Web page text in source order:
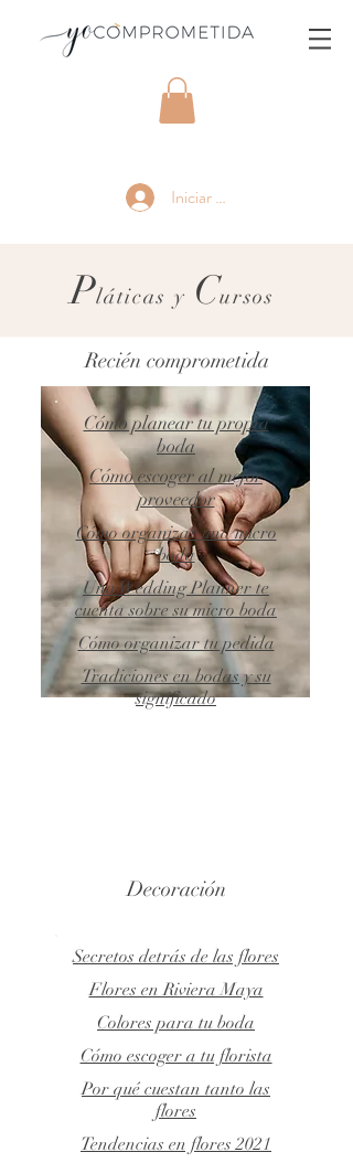
Iniciar sesión
Pláticas y Cursos
Recién comprometida
Cómo planear tu propia
boda
Cómo escoger al mejor
proveedor
Cómo organizar una micro
boda
Una Wedding Planner te
cuenta sobre su micro boda
Cómo organizar tu pedida
Tradiciones en bodas y su
significado
Decoración
Secretos detrás de las flores
Flores en Riviera Maya
Colores para tu boda
Cómo escoger a tu florista
Por qué cuestan tanto las
flores
Tendencias en flores 2021